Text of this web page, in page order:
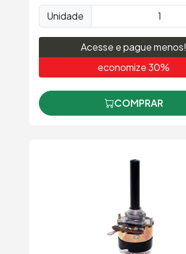
Unidade
Acesse e pague menos!
economize 30%
COMPRAR